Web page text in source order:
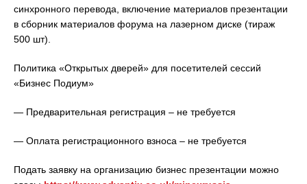
синхронного перевода, включение материалов презентации
в сборник материалов форума на лазерном диске (тираж
500 шт).
Политика «Открытых дверей» для посетителей сессий
«Бизнес Подиум»
— Предварительная регистрация – не требуется
— Оплата регистрационного взноса – не требуется
Подать заявку на организацию бизнес презентации можно